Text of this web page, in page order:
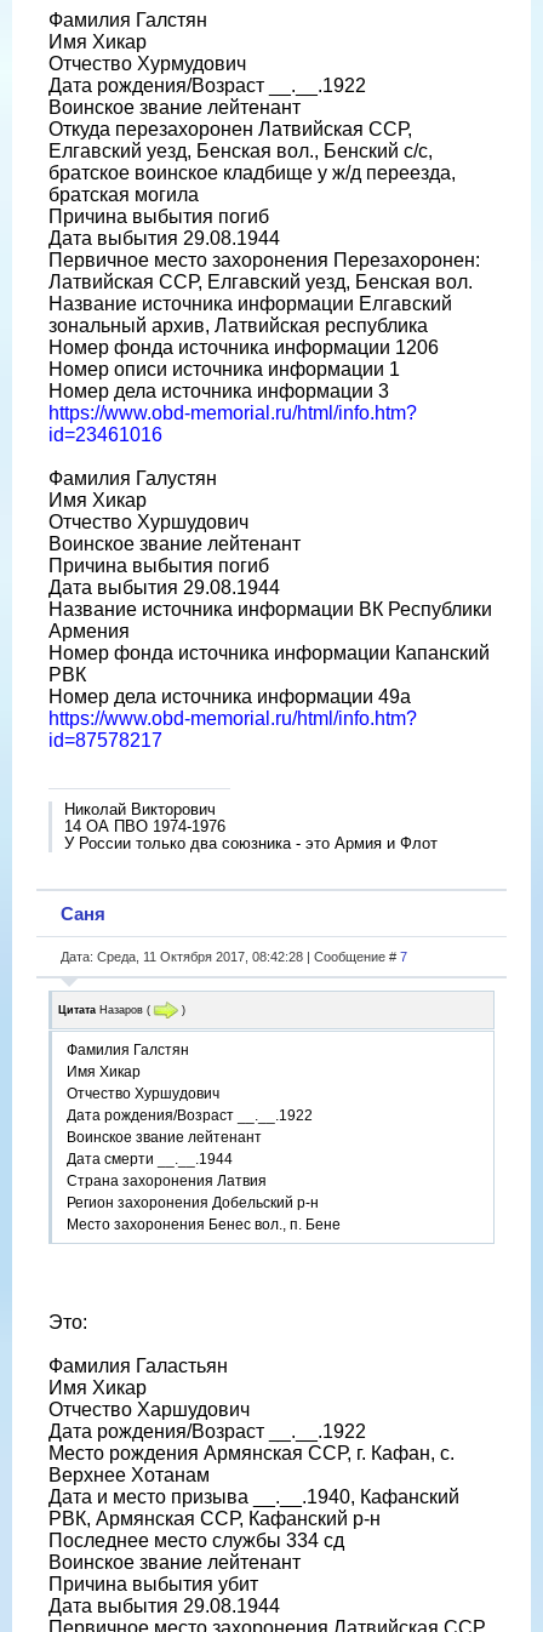
Фамилия Галстян
Имя Хикар
Отчество Хурмудович
Дата рождения/Возраст __.__.1922
Воинское звание лейтенант
Откуда перезахоронен Латвийская ССР,
Елгавский уезд, Бенская вол., Бенский с/с,
братское воинское кладбище у ж/д переезда,
братская могила
Причина выбытия погиб
Дата выбытия 29.08.1944
Первичное место захоронения Перезахоронен:
Латвийская ССР, Елгавский уезд, Бенская вол.
Название источника информации Елгавский
зональный архив, Латвийская республика
Номер фонда источника информации 1206
Номер описи источника информации 1
Номер дела источника информации 3
https://www.obd-memorial.ru/html/info.htm?
id=23461016
Фамилия Галустян
Имя Хикар
Отчество Хуршудович
Воинское звание лейтенант
Причина выбытия погиб
Дата выбытия 29.08.1944
Название источника информации ВК Республики
Армения
Номер фонда источника информации Капанский
РВК
Номер дела источника информации 49а
https://www.obd-memorial.ru/html/info.htm?
id=87578217
Николай Викторович
14 ОА ПВО 1974-1976
У России только два союзника - это Армия и Флот
Саня
Дата: Среда, 11 Октября 2017, 08:42:28 | Сообщение # 7
Цитата Назаров ( )
Фамилия Галстян
Имя Хикар
Отчество Хуршудович
Дата рождения/Возраст __.__.1922
Воинское звание лейтенант
Дата смерти __.__.1944
Страна захоронения Латвия
Регион захоронения Добельский р-н
Место захоронения Бенес вол., п. Бене
Это:
Фамилия Галастьян
Имя Хикар
Отчество Харшудович
Дата рождения/Возраст __.__.1922
Место рождения Армянская ССР, г. Кафан, с.
Верхнее Хотанам
Дата и место призыва __.__.1940, Кафанский
РВК, Армянская ССР, Кафанский р-н
Последнее место службы 334 сд
Воинское звание лейтенант
Причина выбытия убит
Дата выбытия 29.08.1944